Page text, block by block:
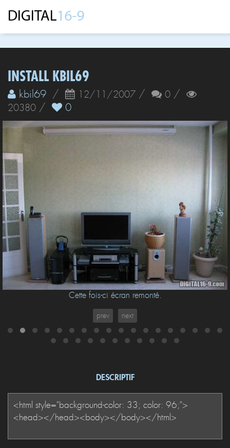
INSTALL KBIL69
kbil69 / 12/11/2007 / 0 /
20380 / 0
Cette fois-ci écran remonté.
prev next
DESCRIPTIF